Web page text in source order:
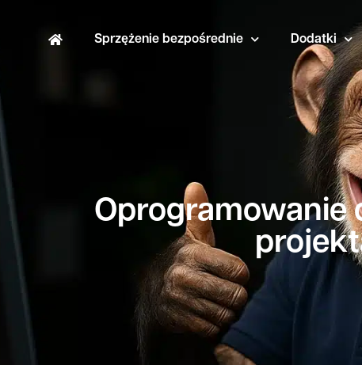
Sprzężenie bezpośrednie Dodatki
Oprogramowanie